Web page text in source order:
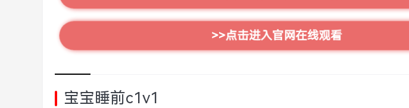
>>点击进入官网在线观看
宝宝睡前c1v1